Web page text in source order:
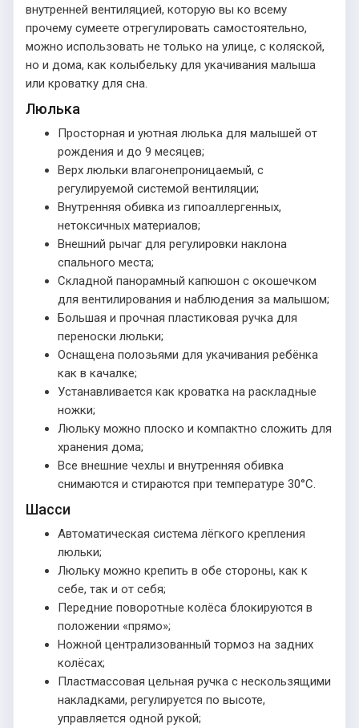
внутренней вентиляцией, которую вы ко всему
прочему сумеете отрегулировать самостоятельно,
можно использовать не только на улице, с коляской,
но и дома, как колыбельку для укачивания малыша
или кроватку для сна.
Люлька
Просторная и уютная люлька для малышей от
рождения и до 9 месяцев;
Верх люльки влагонепроницаемый, с
регулируемой системой вентиляции;
Внутренняя обивка из гипоаллергенных,
нетоксичных материалов;
Внешний рычаг для регулировки наклона
спального места;
Складной панорамный капюшон с окошечком
для вентилирования и наблюдения за малышом;
Большая и прочная пластиковая ручка для
переноски люльки;
Оснащена полозьями для укачивания ребёнка
как в качалке;
Устанавливается как кроватка на раскладные
ножки;
Люльку можно плоско и компактно сложить для
хранения дома;
Все внешние чехлы и внутренняя обивка
снимаются и стираются при температуре 30°С.
Шасси
Автоматическая система лёгкого крепления
люльки;
Люльку можно крепить в обе стороны, как к
себе, так и от себя;
Передние поворотные колёса блокируются в
положении «прямо»;
Ножной централизованный тормоз на задних
колёсах;
Пластмассовая цельная ручка с нескользящими
накладками, регулируется по высоте,
управляется одной рукой;